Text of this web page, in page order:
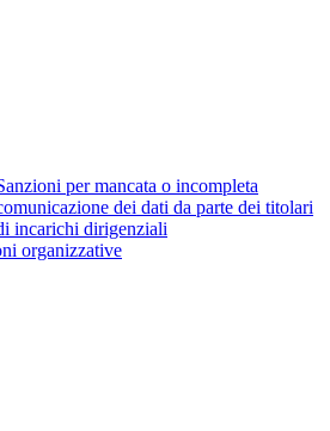
per mancata o incompleta
dei dati da parte dei titolari
incarichi dirigenziali
organizzative